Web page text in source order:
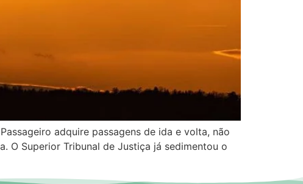
adquire passagens de ida e volta, não
O Superior Tribunal de Justiça já sedimentou o